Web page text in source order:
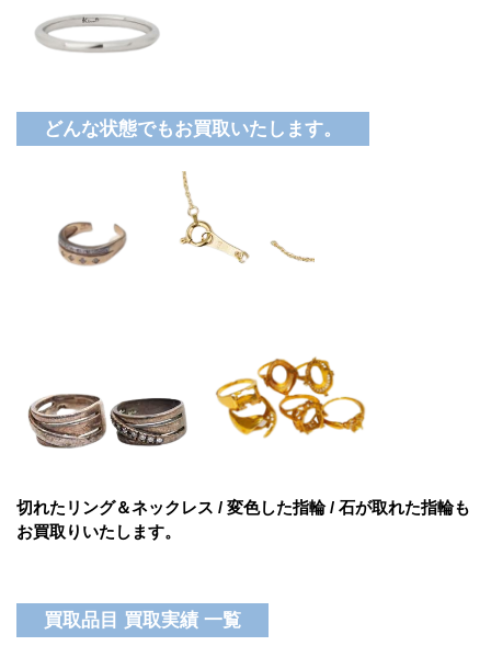
どんな状態でもお買取いたします。
切れたリング＆ネックレス / 変色した指輪 / 石が取れた指輪も
お買取りいたします。
買取品目 買取実績 一覧